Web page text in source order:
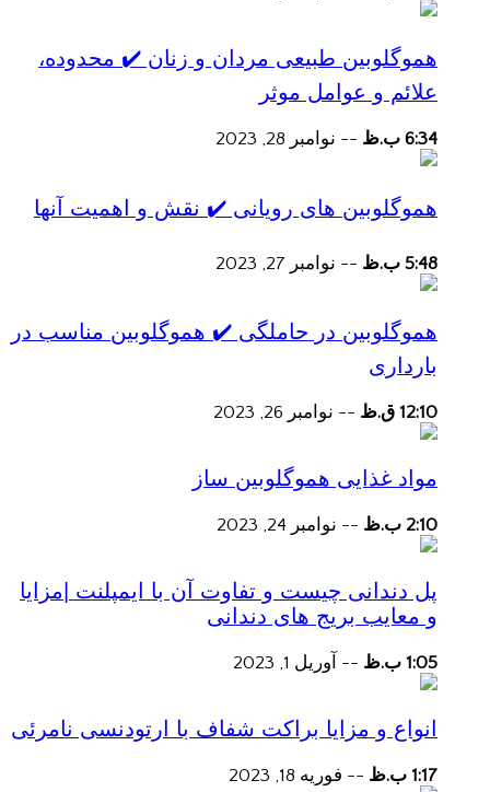
هموگلوبین طبیعی مردان و زنان ✔️ محدوده،
علائم و عوامل موثر
6:34 ب.ظ -- نوامبر 28, 2023
هموگلوبین های رویانی ✔️ نقش و اهمیت آنها
5:48 ب.ظ -- نوامبر 27, 2023
هموگلوبین در حاملگی ✔️ هموگلوبین مناسب در
بارداری
12:10 ق.ظ -- نوامبر 26, 2023
مواد غذایی هموگلوبین ساز
2:10 ب.ظ -- نوامبر 24, 2023
پل دندانی چیست و تفاوت آن با ایمپلنت |مزایا
و معایب بریج های دندانی
1:05 ب.ظ -- آوریل 1, 2023
انواع و مزایا براکت شفاف با ارتودنسی نامرئی
1:17 ب.ظ -- فوریه 18, 2023